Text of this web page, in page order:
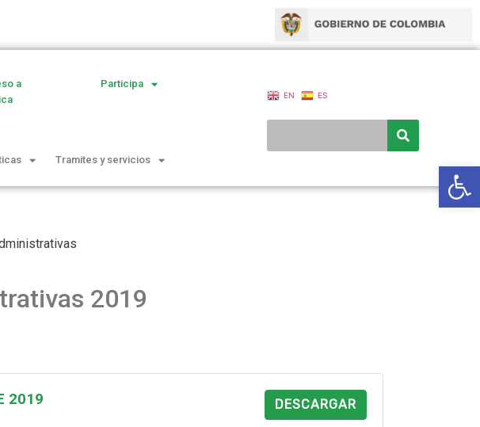
a
Participa
Tramites y servicios
EN ES
2019
2019 DESCARGAR